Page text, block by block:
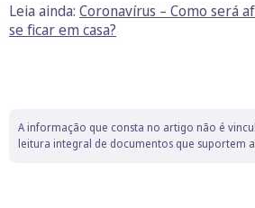
Leia ainda: Coronavírus – Como será
se ficar em casa?
A informação que consta no artigo não é
leitura integral de documentos que suportem